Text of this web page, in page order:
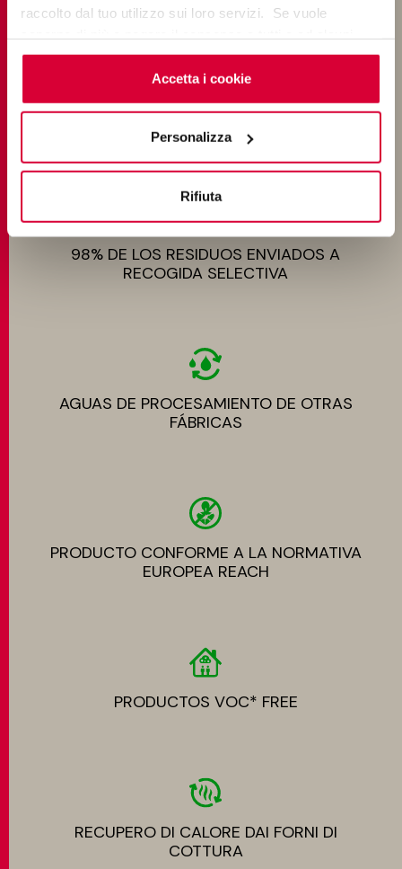
raccolto dal tuo utilizzo sui loro servizi. Se vuole
cookieclicchi qui. Il consenso può essere espresso
cliccando sul tasto “Accetta i cookie”. Se non vuole i
cookie di profilazione può negare il consenso sul tasto
Accetta i cookie
Personalizza
Rifiuta
ENERGÍA AUTOPRODUCIDA POR
98% DE LOS RESIDUOS ENVIADOS A
RECOGIDA SELECTIVA
AGUAS DE PROCESAMIENTO DE OTRAS
FÁBRICAS
PRODUCTO CONFORME A LA NORMATIVA
EUROPEA REACH
PRODUCTOS VOC* FREE
RECUPERO DI CALORE DAI FORNI DI
COTTURA